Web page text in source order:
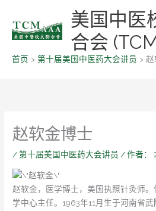
美国中医
合会
首页 第十届美国中医药大会讲员 赵
赵软金博士
/第十届美国中医药大会讲员 / 作者：
赵软金，医学博士，美国执照针灸师。
学中心主任。1963年11月生于河南省